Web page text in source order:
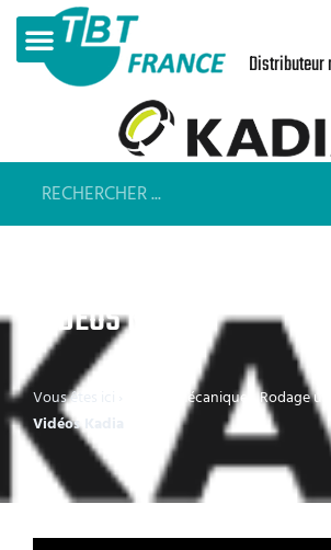
Distributeur
VIDÉOS KADIA
Vous êtes ici › Forage mécanique - Rodage
Vidéos Kadia